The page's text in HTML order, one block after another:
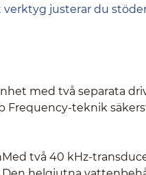
justerar du
med två separata
Frequency-teknik
två 40 kHz-